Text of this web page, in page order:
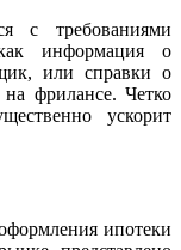
с требованиями
информация о
или справки о
на фрилансе. Четко
ускорит
ипотеки